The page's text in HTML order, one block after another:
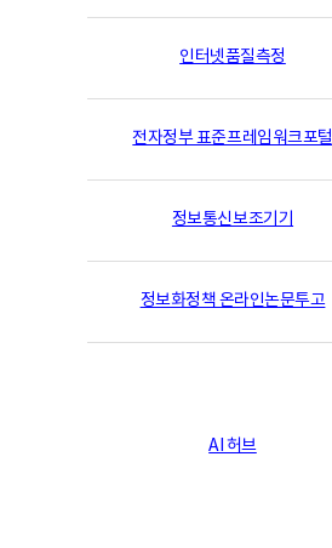
인터넷품질측정
전자정부 표준프레임워크포털
정보통신보조기기
정보화정책 온라인논문투고
AI 허브